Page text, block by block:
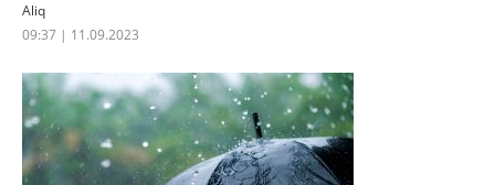
Aliq
09:37 | 11.09.2023